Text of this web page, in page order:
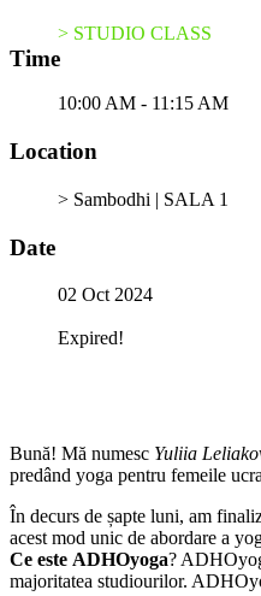
> STUDIO CLASS
Time
10:00 AM - 11:15 AM
Location
> Sambodhi | SALA 1
Date
02 Oct 2024
Expired!
Bună! Mă numesc Yuliia
predând yoga pentru femeile
În decurs de șapte luni, am
acest mod unic de abordare a
Ce este ADHOyoga?
majoritatea studiourilor.